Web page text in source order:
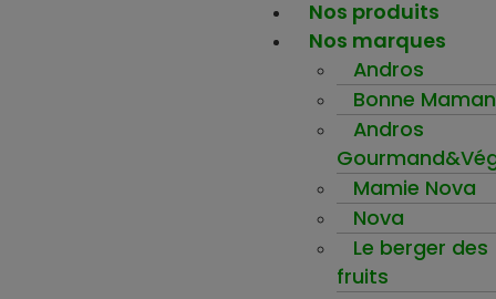
Nos produits
Nos marques
Andros
Bonne Maman
Andros
Mamie Nova
Nova
Le berger des
fruits